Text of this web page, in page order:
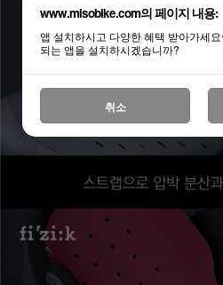
www.misobike.com의 페이지 내용:
앱 설치하시고 다양한 혜택 받아가세
되는 앱을 설치하시겠습니까?
취소